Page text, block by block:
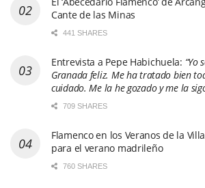
Cante de las Minas
441 SHARES
Entrevista a Pepe Habichuela: “Yo
Granada feliz. Me ha tratado bien
cuidado. Me la he gozado y me la
709 SHARES
Flamenco en los Veranos de la
para el verano madrileño
760 SHARES